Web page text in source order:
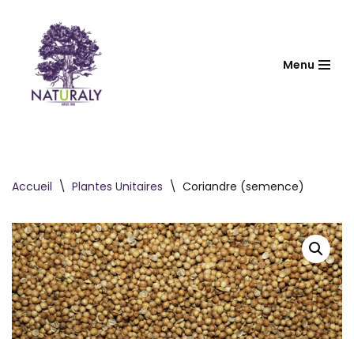
contenu
Menu
Accueil \ Plantes Unitaires \ Coriandre (semence)